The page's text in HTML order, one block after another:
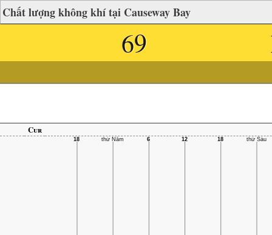
Chất lượng không khí tại Causeway Bay
69
Cur